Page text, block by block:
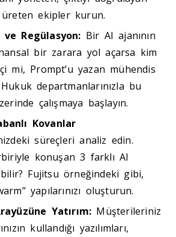
üreten ekipler kurun.
Regülasyon: Bir AI ajanının
bir zarara yol açarsa kim
mi, Prompt’u yazan mühendis
departmanlarınızla bu
çalışmaya başlayın.
Kovanlar
süreçleri analiz edin.
konuşan 3 farklı AI
Fujitsu örneğindeki gibi,
yapılarınızı oluşturun.
Yatırım: Müşterileriniz
kullandığı yazılımları,